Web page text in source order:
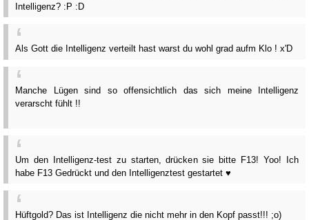
Intelligenz? :P :D
Als Gott die Intelligenz verteilt hast warst du wohl grad aufm Klo ! x'D
Manche Lügen sind so offensichtlich das sich meine Intelligenz
verarscht fühlt !!
Um den Intelligenz-test zu starten, drücken sie bitte F13! Yoo! Ich
habe F13 Gedrückt und den Intelligenztest gestartet ♥
Hüftgold? Das ist Intelligenz die nicht mehr in den Kopf passt!!! ;o)